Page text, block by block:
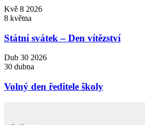
Kvě 8 2026
8 května
Státní svátek – Den vítězství
Dub 30 2026
30 dubna
Volný den ředitele školy